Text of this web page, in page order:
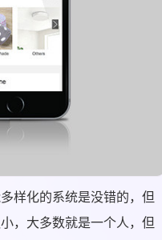
样化的系统是没错的，但
，大多数就是一个人，但